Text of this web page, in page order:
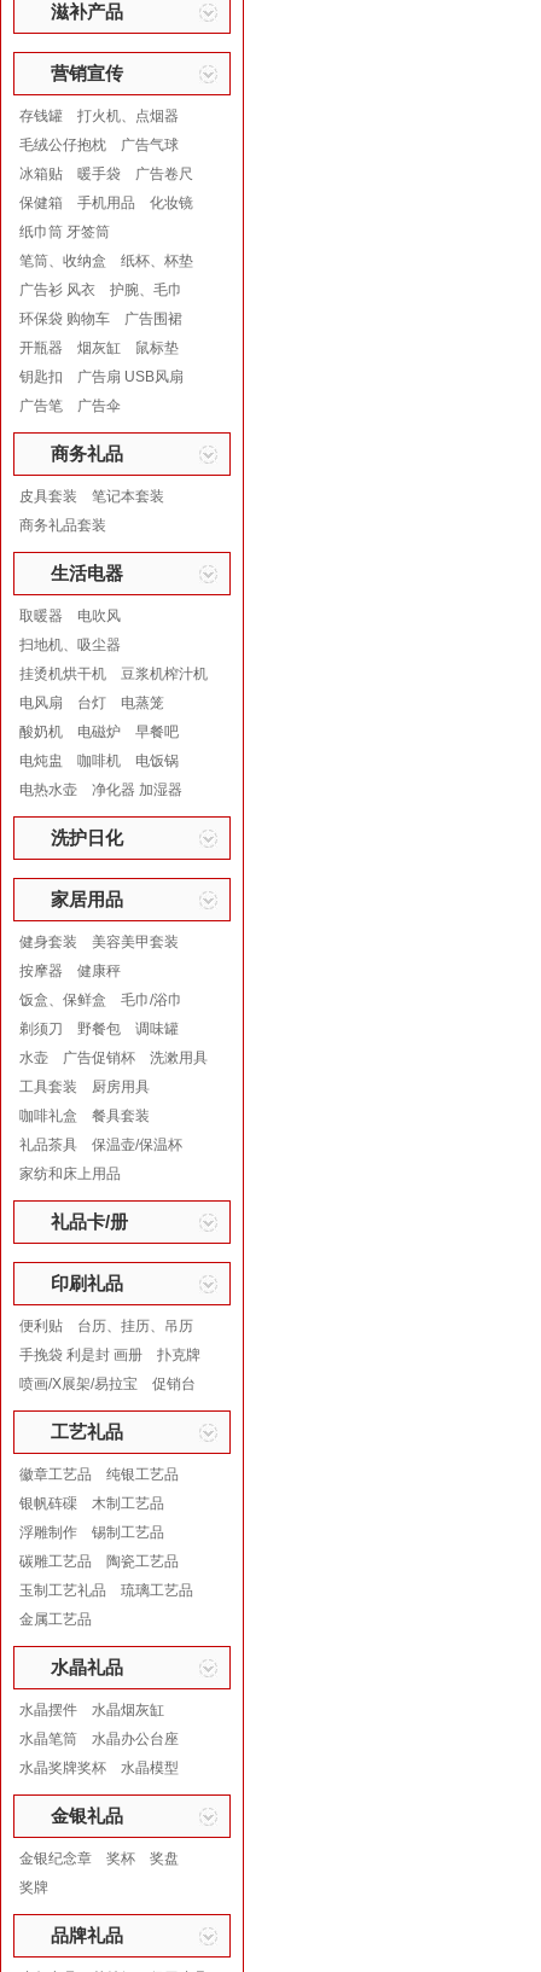
滋补产品
营销宣传
存钱罐
打火机、点烟器
毛绒公仔抱枕
广告气球
冰箱贴
暖手袋
广告卷尺
保健箱
手机用品
化妆镜
纸巾筒 牙签筒
笔筒、收纳盒
纸杯、杯垫
广告衫 风衣
护腕、毛巾
环保袋 购物车
广告围裙
开瓶器
烟灰缸
鼠标垫
钥匙扣
广告扇 USB风扇
广告笔
广告伞
商务礼品
皮具套装
笔记本套装
商务礼品套装
生活电器
取暖器
电吹风
扫地机、吸尘器
挂烫机烘干机
豆浆机榨汁机
电风扇
台灯
电蒸笼
酸奶机
电磁炉
早餐吧
电炖盅
咖啡机
电饭锅
电热水壶
净化器 加湿器
洗护日化
家居用品
健身套装
美容美甲套装
按摩器
健康秤
饭盒、保鲜盒
毛巾/浴巾
剃须刀
野餐包
调味罐
水壶
广告促销杯
洗漱用具
工具套装
厨房用具
咖啡礼盒
餐具套装
礼品茶具
保温壶/保温杯
家纺和床上用品
礼品卡/册
印刷礼品
便利贴
台历、挂历、吊历
手挽袋 利是封 画册
扑克牌
喷画/X展架/易拉宝
促销台
工艺礼品
徽章工艺品
纯银工艺品
银帆砗磲
木制工艺品
浮雕制作
锡制工艺品
碳雕工艺品
陶瓷工艺品
玉制工艺礼品
琉璃工艺品
金属工艺品
水晶礼品
水晶摆件
水晶烟灰缸
水晶笔筒
水晶办公台座
水晶奖牌奖杯
水晶模型
金银礼品
金银纪念章 奖杯
奖盘
奖牌
品牌礼品